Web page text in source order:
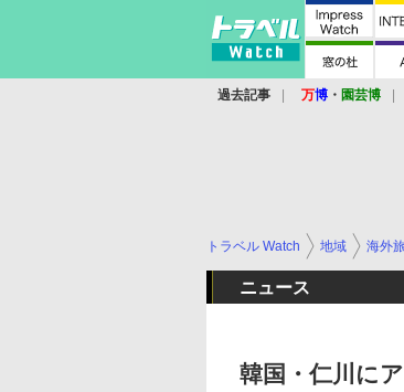
過去記事 万博 ・ 園芸博
トラベル Watch 地域 海外
ニュース
韓国・仁川に